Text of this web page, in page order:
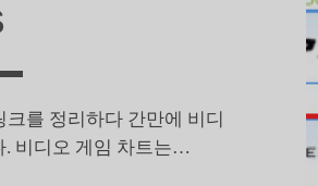
를 정리하다 간만에 비디
. 비디오 게임 차트는…